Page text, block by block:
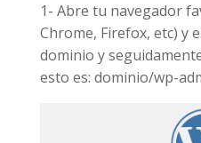
1- Abre tu navegador
Chrome, Firefox, etc) y
dominio y
esto es: dominio/wp-